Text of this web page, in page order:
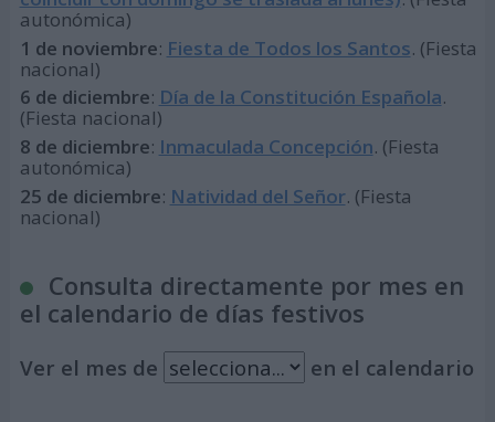
autonómica)
1 de noviembre: Fiesta de Todos los Santos. (Fiesta
nacional)
6 de diciembre: Día de la Constitución Española.
(Fiesta nacional)
8 de diciembre: Inmaculada Concepción. (Fiesta
autonómica)
25 de diciembre: Natividad del Señor. (Fiesta
nacional)
Consulta directamente por mes en
el calendario de días festivos
Ver el mes de en el calendario